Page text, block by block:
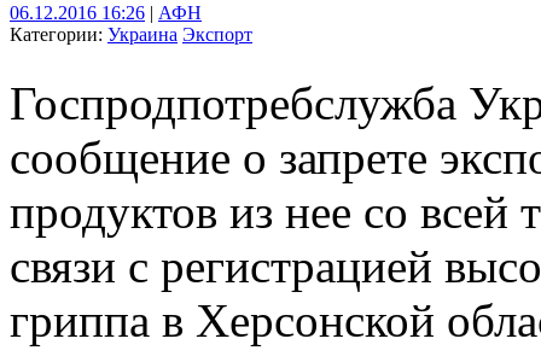
06.12.2016 16:26 | АФН
Категории: Украина Экспорт
Госпродпотребслужба
сообщение о запрете
продуктов из нее со
связи с регистрацией
гриппа в Херсонской